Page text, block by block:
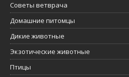
Советы ветврача
Домашние питомцы
Дикие животные
Экзотические животные
Птицы